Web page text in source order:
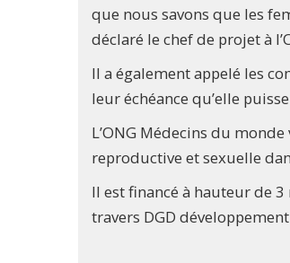
que nous savons que les
déclaré le chef de projet à
Il a également appelé les
leur échéance qu’elle
L’ONG Médecins du
reproductive et sexuelle
Il est financé à hauteur de
travers DGD